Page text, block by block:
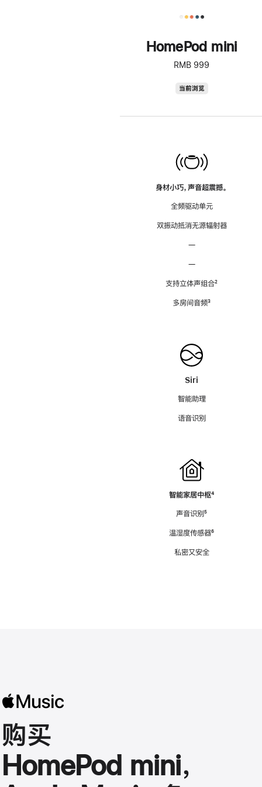
HomePod mini
RMB 999
当前浏览
身材小巧，声音超震撼。
全频驱动单元
双振动抵消无源辐射器
—
—
支持立体声组合脚
²
多房间音频脚
³
Siri
智能助理
语音识别
智能家居中枢脚
⁴
声音识别脚
⁵
温湿度传感器脚
⁶
私密又安全
购买
HomePod mini，